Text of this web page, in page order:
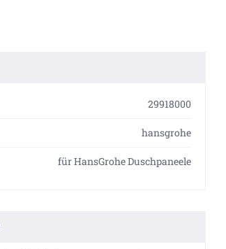
29918000
hansgrohe
für HansGrohe Duschpaneele